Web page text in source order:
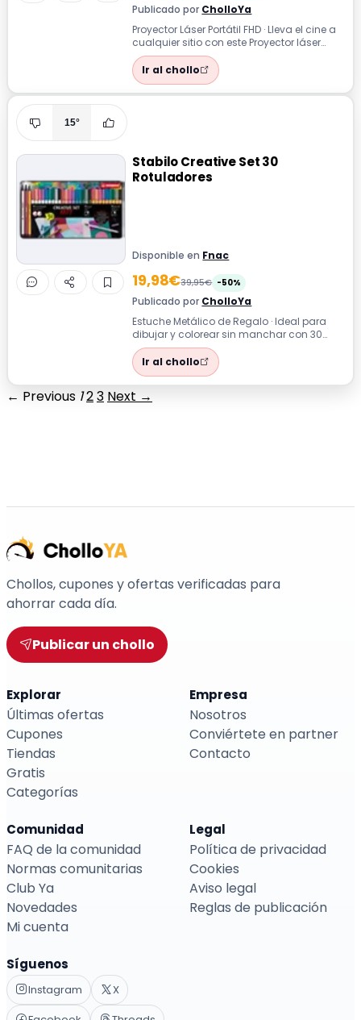
Publicado por CholloYa
Proyector Láser Portátil FHD · Lleva el cine a
cualquier sitio con este Proyector láser
portátil que incluye soporte ...
Ir al chollo
15°
Stabilo Creative Set 30
Rotuladores
Disponible en Fnac
19,98€39,95€ -50%
Publicado por CholloYa
Estuche Metálico de Regalo · Ideal para
dibujar y colorear sin manchar con 30
rotuladores de punta fina y colores vib...
Ir al chollo
← Previous 123 Next →
Chollos, cupones y ofertas verificadas para
ahorrar cada día.
Publicar un chollo
Explorar
Últimas ofertas
Cupones
Tiendas
Gratis
Categorías
Empresa
Nosotros
Conviértete en partner
Contacto
Comunidad
FAQ de la comunidad
Normas comunitarias
Club Ya
Novedades
Mi cuenta
Legal
Política de privacidad
Cookies
Aviso legal
Reglas de publicación
Síguenos
Instagram
X